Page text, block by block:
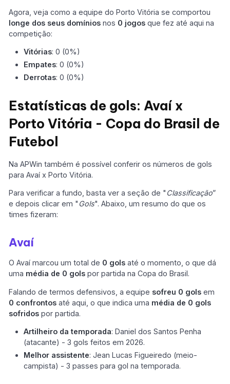
Agora, veja como a equipe do Porto Vitória se comportou
longe dos seus domínios nos 0 jogos que fez até aqui na
competição:
Vitórias: 0 (0%)
Empates: 0 (0%)
Derrotas: 0 (0%)
Estatísticas de gols: Avaí x
Porto Vitória - Copa do Brasil de
Futebol
Na APWin também é possível conferir os números de gols
para Avaí x Porto Vitória.
Para verificar a fundo, basta ver a seção de " Classificação”
e depois clicar em " Gols". Abaixo, um resumo do que os
times fizeram:
Avaí
O Avaí marcou um total de 0 gols até o momento, o que dá
uma média de 0 gols por partida na Copa do Brasil.
Falando de termos defensivos, a equipe sofreu 0 gols em
0 confrontos até aqui, o que indica uma média de 0 gols
sofridos por partida.
Artilheiro da temporada: Daniel dos Santos Penha
(atacante) - 3 gols feitos em 2026.
Melhor assistente: Jean Lucas Figueiredo (meio-
campista) - 3 passes para gol na temporada.